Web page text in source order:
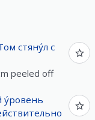
стяну́л с
peeled off
у́ровень